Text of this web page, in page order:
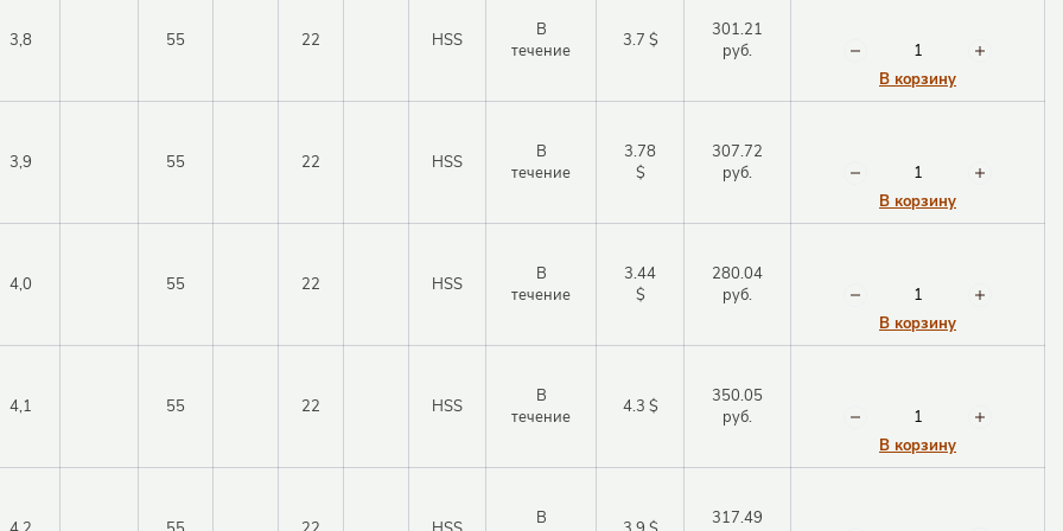
3,8 55 22 HSS
В
течение
3.7 $
301.21
руб.
В корзину
3,9 55 22 HSS
В
течение
3.78
$
307.72
руб.
В корзину
4,0 55 22 HSS
В
течение
3.44
$
280.04
руб.
В корзину
4,1 55 22 HSS
В
течение
4.3 $
350.05
руб.
В корзину
В
317.49